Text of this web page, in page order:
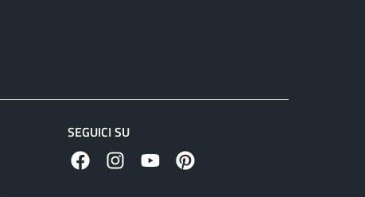
SEGUICI SU
facebook instagramcanale youtube
pinterest